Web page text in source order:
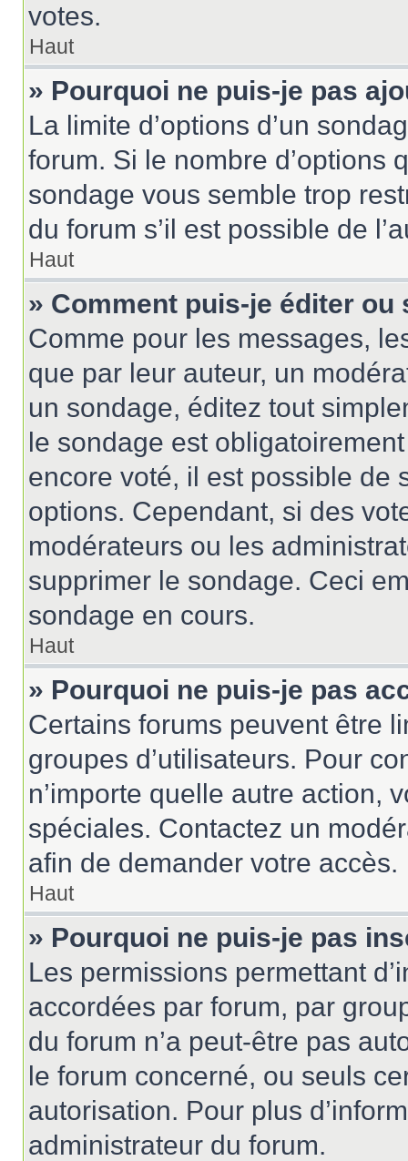
votes.
Haut
» Pourquoi ne puis-je pas
La limite d’options d’un
forum. Si le nombre d’options
sondage vous semble trop
du forum s’il est possible de
Haut
» Comment puis-je éditer
Comme pour les messages,
que par leur auteur, un
un sondage, éditez tout
le sondage est
encore voté, il est possible de
options. Cependant, si des
modérateurs ou les
supprimer le sondage. Ceci
sondage en cours.
Haut
» Pourquoi ne puis-je pas
Certains forums peuvent être
groupes d’utilisateurs. Pour
n’importe quelle autre action,
spéciales. Contactez un
afin de demander votre accès.
Haut
» Pourquoi ne puis-je pas
Les permissions permettant
accordées par forum, par
du forum n’a peut-être pas
le forum concerné, ou seuls
autorisation. Pour plus
administrateur du forum.